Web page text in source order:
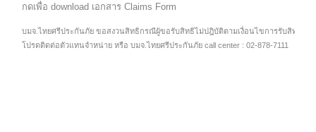
กดเพื่อ download เอกสาร Claims Form
บมจ.ไทยศรีประกันภัย ขอสงวนสิทธิกรณีผู้ขอรับสิทธิไม่ปฎิบัติตามเงื่อนไขการรับสิทธิป
โปรดติดต่อตัวแทนจำหน่าย หรือ บมจ.ไทยศรีประกันภัย call center : 02-878-7111